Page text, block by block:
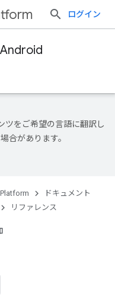
ログイン
ツをご希望の言語に翻訳し
合があります。
ドキュメント
リファレンス